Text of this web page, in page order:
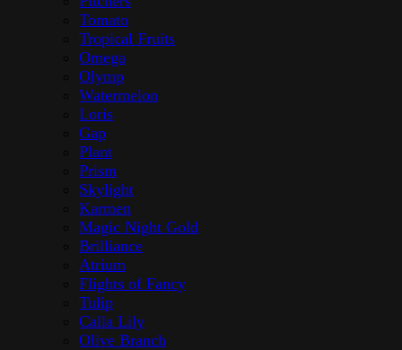
Tomato
Tropical Fruits
Omega
Olymp
Watermelon
Loris
Gap
Plant
Prism
Skylight
Karmen
Magic Night Gold
Brilliance
Atrium
Flights of Fancy
Tulip
Calla Lily
Olive Branch